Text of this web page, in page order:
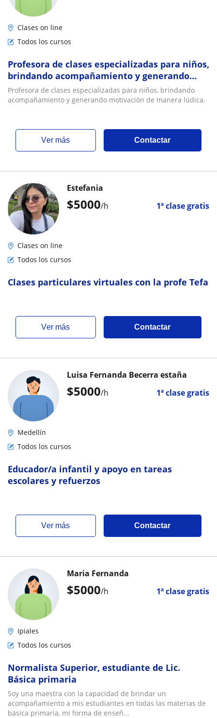
Clases on line
Todos los cursos
Profesora de clases especializadas para niños,
brindando acompañamiento y generando
motivación de manera lúdica
Profesora de clases especializadas para niños, brindando
acompañamiento y generando motivación de manera lúdica.
ver más Contactar
$5000/h 1ª clase gratis
Estefania
Clases on line
Todos los cursos
Clases particulares virtuales con la profe Tefa
ver más Contactar
$5000/h 1ª clase gratis
Luisa Fernanda Becerra estaña
Medellín
Todos los cursos
Educador/a infantil y apoyo en tareas
escolares y refuerzos
ver más Contactar
$5000/h 1ª clase gratis
Maria Fernanda
Ipiales
Todos los cursos
Normalista Superior, estudiante de Lic.
Básica primaria
Soy una maestra con la capacidad de brindar un
acompañamiento a mis estudiantes en todas las materias de
básica primaria, mi forma de enseñ...